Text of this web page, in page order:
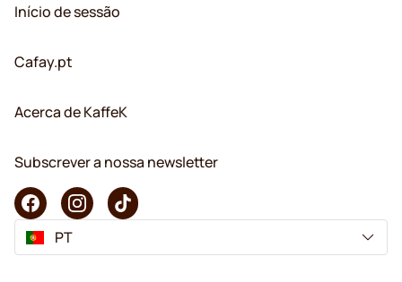
Início de sessão
Cafay.pt
Acerca de KaffeK
Subscrever a nossa newsletter
PT